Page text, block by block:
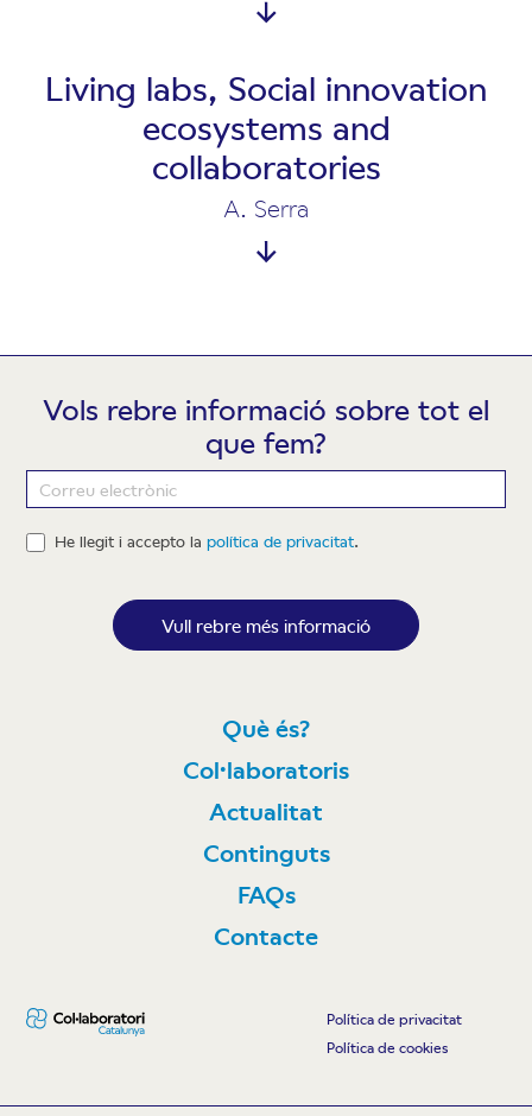
Living labs, Social innovation
ecosystems and
collaboratories
A. Serra
Vols rebre informació sobre tot el
que fem?
Newsletter
He llegit i accepto lapolítica de privacitat.
Vull rebre més informació
Què és?
Col·laboratoris
Actualitat
Continguts
FAQs
Contacte
Política de privacitat
Política de cookies